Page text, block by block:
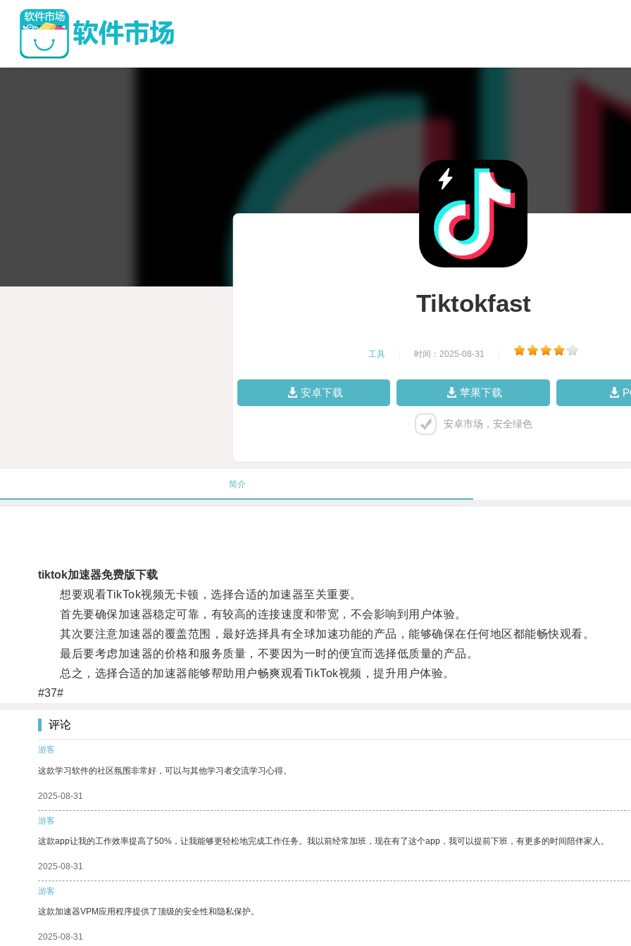
Tiktokfast
工具 时间：2025-08-31
安卓下载 苹果下载
安卓市场，安全绿色
简介
tiktok加速器免费版下载
想要观看TikTok视频无卡顿，选择合适的加速器至关重要。
首先要确保加速器稳定可靠，有较高的连接速度和带宽，不会影响到用户体验。
其次要注意加速器的覆盖范围，最好选择具有全球加速功能的产品，能够确保在任何地区都能畅快观看。
最后要考虑加速器的价格和服务质量，不要因为一时的便宜而选择低质量的产品。
总之，选择合适的加速器能够帮助用户畅爽观看TikTok视频，提升用户体验。
#37#
评论
游客
这款学习软件的社区氛围非常好，可以与其他学习者交流学习心得。
2025-08-31
游客
这款app让我的工作效率提高了50%，让我能够更轻松地完成工作任务。我以前经常加班，现在有了这个app，我可以提前下班，有更多的时间陪伴家人。
2025-08-31
游客
这款加速器VPM应用程序提供了顶级的安全性和隐私保护。
2025-08-31